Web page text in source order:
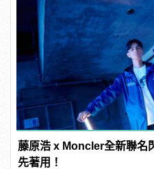
藤原浩 x Moncler全新聯名
先著用！